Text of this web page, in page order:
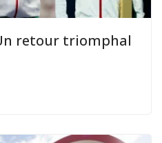
retour triomphal